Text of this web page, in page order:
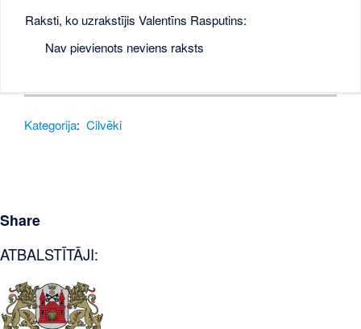
Raksti, ko uzrakstījis Valentīns Rasputins:
Nav pievienots neviens raksts
Kategorija: Cilvēki
Share
ATBALSTĪTĀJI: